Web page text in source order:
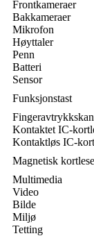
Frontkameraer
Bakkameraer
Mikrofon
Høyttaler
Penn
Batteri
Sensor
Funksjonstast
Kontaktet IC-
Kontaktløs IC-
Magnetisk
Multimedia
Video
Bilde
Miljø
Tetting